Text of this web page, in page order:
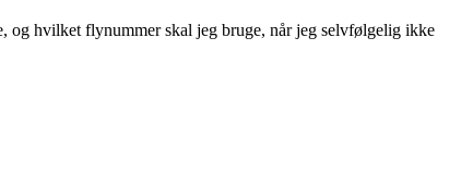
hvilket flynummer skal jeg bruge, når jeg selvfølgelig ikke